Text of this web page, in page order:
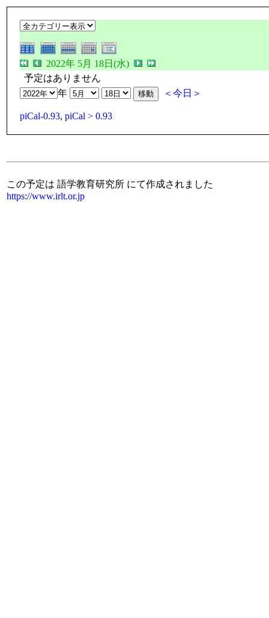
2022年 5月 18日(水)
予定はありません
年
＜今日＞
piCal-0.93, piCal > 0.93
この予定は 語学教育研究所 にて作成されました
https://www.irlt.or.jp